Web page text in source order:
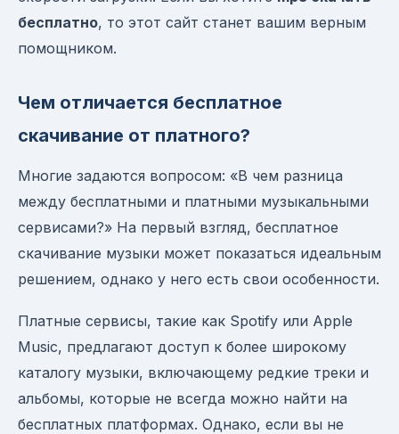
бесплатно, то этот сайт станет вашим верным
помощником.
Чем отличается бесплатное
скачивание от платного?
Многие задаются вопросом: «В чем разница
между бесплатными и платными музыкальными
сервисами?» На первый взгляд, бесплатное
скачивание музыки может показаться идеальным
решением, однако у него есть свои особенности.
Платные сервисы, такие как Spotify или Apple
Music, предлагают доступ к более широкому
каталогу музыки, включающему редкие треки и
альбомы, которые не всегда можно найти на
бесплатных платформах. Однако, если вы не